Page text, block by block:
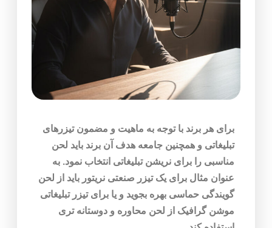
برای هر برند با توجه به ماهیت و مضمون تیزرهای
تبلیغاتی و همچنین جامعه هدف آن برند باید لحن
مناسبی را برای نریشن تبلیغاتی انتخاب نمود. به
عنوان مثال برای یک تیزر صنعتی نریتور باید از لحن
گویندگی حماسی بهره بجوید و یا برای تیزر تبلیغاتی
موشن گرافیک از لحن محاوره و دوستانه تری